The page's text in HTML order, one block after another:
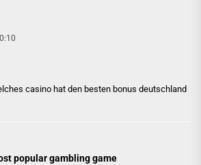
casino hat den besten bonus deutschland
popular gambling game